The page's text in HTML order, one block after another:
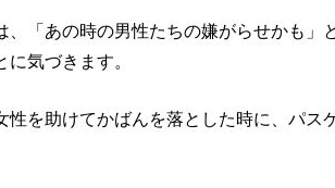
、「あの時の男性たちの嫌がらせかも」
に気づきます。
性を助けてかばんを落とした時に、パ